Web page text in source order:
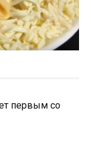
первым со